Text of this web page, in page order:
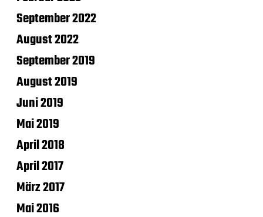
September 2022
August 2022
September 2019
August 2019
Juni 2019
Mai 2019
April 2018
April 2017
März 2017
Mai 2016